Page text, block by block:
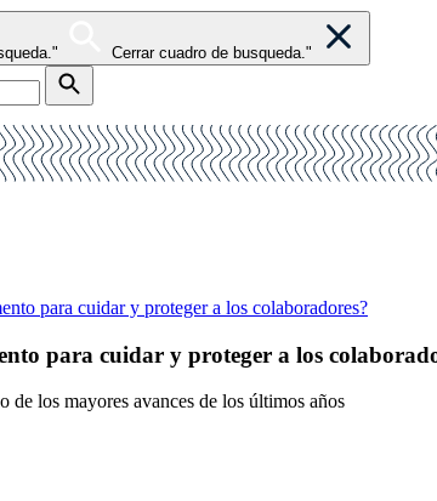
Cerrar cuadro de busqueda."
para cuidar y proteger a los colaboradores?
para cuidar y proteger a los
de los mayores avances de los últimos años